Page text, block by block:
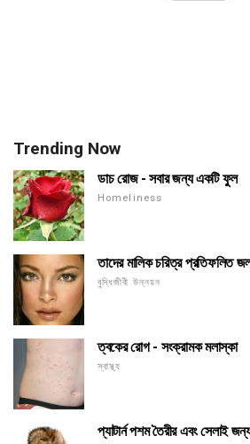
Trending Now
ডাচ রোজ - সবার জন্য একটি ফুল
Homeliness
তাদের মালিক চরিত্র প্রতিফলিত
বুদ্ধিজীবী উন্নয়ন
ত্বকের রোগ - সংক্রামক মলাস্কা
স্বাস্থ্য
প্যাটার্ন পশম তৈরীর এবং সেলাই